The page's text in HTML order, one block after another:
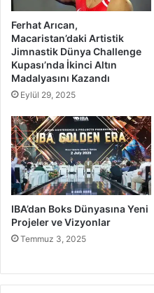
Ferhat Arıcan,
Macaristan’daki Artistik
Jimnastik Dünya Challenge
Kupası’nda İkinci Altın
Madalyasını Kazandı
Eylül 29, 2025
IBA’dan Boks Dünyasına Yeni
Projeler ve Vizyonlar
Temmuz 3, 2025